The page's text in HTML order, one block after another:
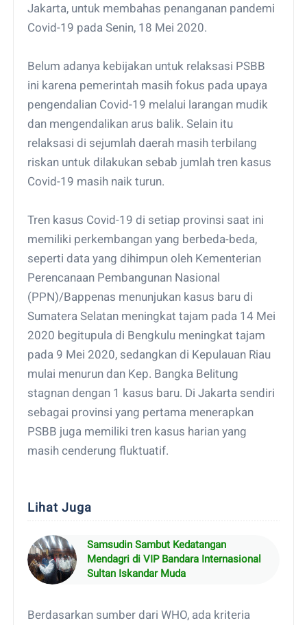
Jakarta, untuk membahas penanganan pandemi
Covid-19 pada Senin, 18 Mei 2020.
Belum adanya kebijakan untuk relaksasi PSBB
ini karena pemerintah masih fokus pada upaya
pengendalian Covid-19 melalui larangan mudik
dan mengendalikan arus balik. Selain itu
relaksasi di sejumlah daerah masih terbilang
riskan untuk dilakukan sebab jumlah tren kasus
Covid-19 masih naik turun.
Tren kasus Covid-19 di setiap provinsi saat ini
memiliki perkembangan yang berbeda-beda,
seperti data yang dihimpun oleh Kementerian
Perencanaan Pembangunan Nasional
(PPN)/Bappenas menunjukan kasus baru di
Sumatera Selatan meningkat tajam pada 14 Mei
2020 begitupula di Bengkulu meningkat tajam
pada 9 Mei 2020, sedangkan di Kepulauan Riau
mulai menurun dan Kep. Bangka Belitung
stagnan dengan 1 kasus baru. Di Jakarta sendiri
sebagai provinsi yang pertama menerapkan
PSBB juga memiliki tren kasus harian yang
masih cenderung fluktuatif.
Lihat Juga
Samsudin Sambut Kedatangan
Mendagri di VIP Bandara Internasional
Sultan Iskandar Muda
Berdasarkan sumber dari WHO, ada kriteria